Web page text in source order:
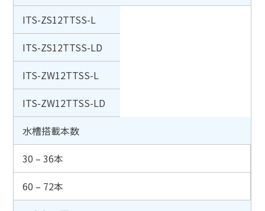
ITS-ZS12TTSS-L
ITS-ZS12TTSS-LD
ITS-ZW12TTSS-L
ITS-ZW12TTSS-LD
水槽搭載本数
30 – 36本
60 – 72本